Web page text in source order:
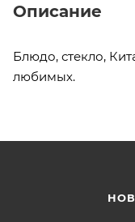
Описание
Блюдо, стекло,
любимых.